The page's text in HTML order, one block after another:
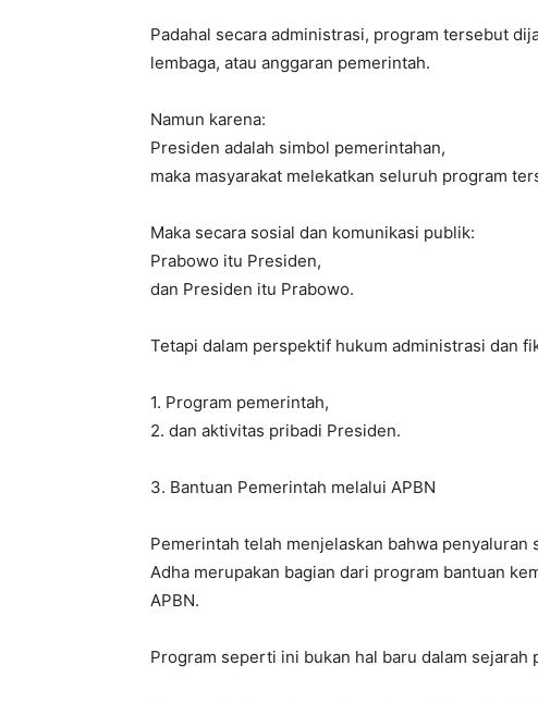
Padahal secara administrasi, program tersebut
lembaga, atau anggaran pemerintah.
Namun karena:
Presiden adalah simbol pemerintahan,
maka masyarakat melekatkan seluruh program
Maka secara sosial dan komunikasi publik:
Prabowo itu Presiden,
dan Presiden itu Prabowo.
Tetapi dalam perspektif hukum administrasi dan
1. Program pemerintah,
2. dan aktivitas pribadi Presiden.
3. Bantuan Pemerintah melalui APBN
Pemerintah telah menjelaskan bahwa penyaluran
Adha merupakan bagian dari program bantuan
APBN.
Program seperti ini bukan hal baru dalam sejarah